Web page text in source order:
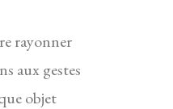
rayonner
aux gestes
objet